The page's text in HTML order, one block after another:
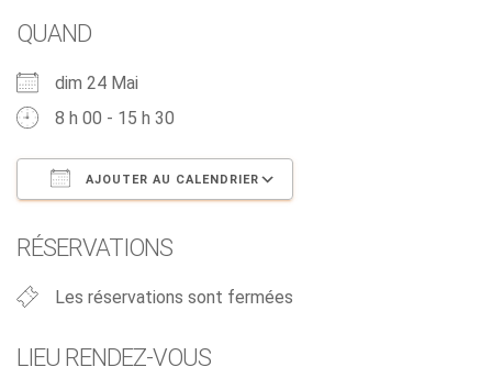
QUAND
dim 24 Mai
8 h 00 - 15 h 30
AJOUTER AU CALENDRIER
RÉSERVATIONS
Les réservations sont fermées
LIEU RENDEZ-VOUS